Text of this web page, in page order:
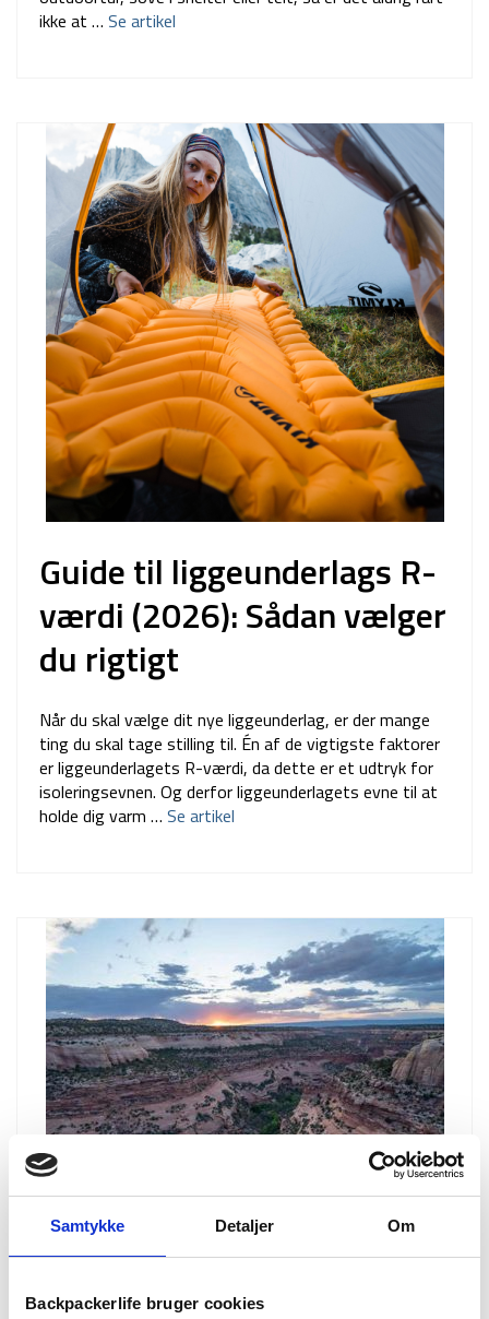
Samtykke Detaljer Om
Backpackerlife bruger cookies
ikke at … Se artikel
Guide til liggeunderlags R-
værdi (2026): Sådan vælger
du rigtigt
Når du skal vælge dit nye liggeunderlag, er der mange
ting du skal tage stilling til. Én af de vigtigste faktorer
er liggeunderlagets R-værdi, da dette er et udtryk for
isoleringsevnen. Og derfor liggeunderlagets evne til at
holde dig varm … Se artikel